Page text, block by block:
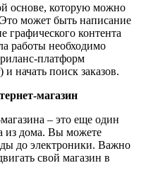
основе, которую можно
может быть написание
графического контента
работы необходимо
платформ
начать поиск заказов.
магазин
– это еще один
из дома. Вы можете
до электроники. Важно
свой магазин в